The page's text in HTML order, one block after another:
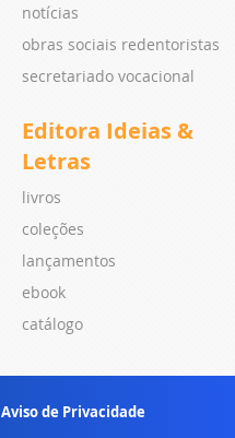
notícias
obras sociais redentoristas
secretariado vocacional
Editora Ideias &
Letras
livros
coleções
lançamentos
ebook
catálogo
Aviso de Privacidade